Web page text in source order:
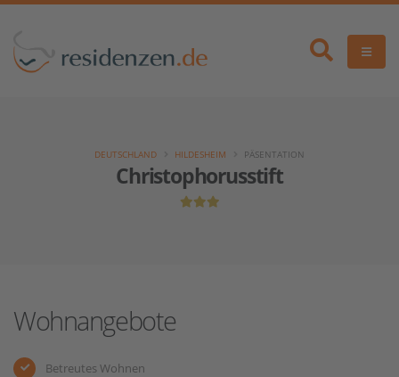
Christophorusstift
DEUTSCHLAND HILDESHEIM PÄSENTATION
Wohnangebote
Betreutes Wohnen